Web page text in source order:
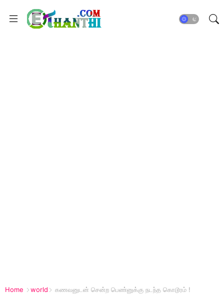
Home world கணவனுடன் சென்ற பெண்னுக்கு நடந்த கொடூரம் !